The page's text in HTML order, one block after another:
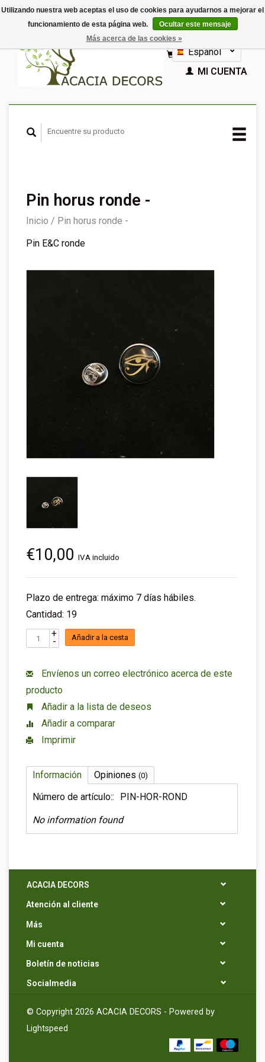
EUR
GBPEspañol
Nederlands
Français
CESTA (€0,00)
MI CUENTA
Pin horus ronde -
Inicio / Pin horus ronde -
Pin E&C ronde
€10,00 IVA incluido
Plazo de entrega: máximo 7 días hábiles.
Cantidad: 19
+
- Añadir a la cesta
Envíenos un correo electrónico acerca de este
producto
Añadir a la lista de deseos
Añadir a comparar
Imprimir
Información Opiniones (0)
Número de artículo:: PIN-HOR-ROND
No information found
ACACIA DECORS
Atención al cliente
Más
Mi cuenta
Boletín de noticias
Socialmedia
© Copyright 2026 ACACIA DECORS - Powered by
Lightspeed
Utilizando nuestra web aceptas el uso de cookies para ayudarnos a mejorar el
funcionamiento de esta página web.
Ocultar este mensaje
Más acerca de las cookies »